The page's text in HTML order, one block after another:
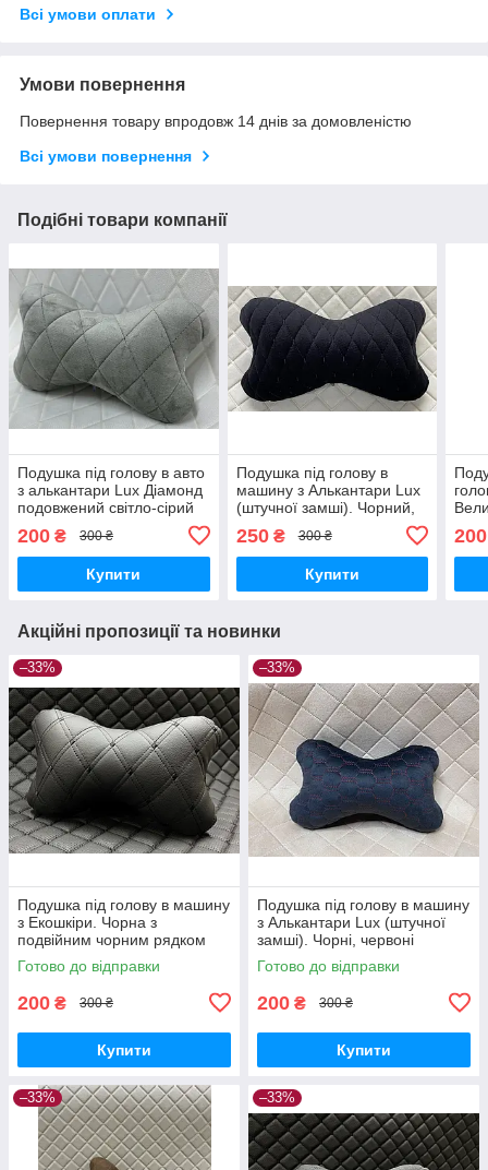
Всі умови оплати
Умови повернення
Повернення товару впродовж 14 днів за домовленістю
Всі умови повернення
Подібні товари компанії
Подушка під голову в авто
з алькантари Lux Діамонд
подовжений світло-сірий
200 ₴ 300 ₴
Купити
Подушка під голову в
машину з Алькантари Lux
(штучної замші). Чорний,
250₴ 300 ₴
Купити
200
Акційні пропозиції та новинки
–33%
Подушка під голову в машину
з Екошкіри. Чорна з
подвійним чорним рядком
Готово до відправки
200 ₴ 300 ₴
Купити
–33%
Подушка під голову в машину
з Алькантари Lux (штучної
замші). Чорні, червоні
стільники
Готово до відправки
200 ₴ 300 ₴
Купити
–33% –33%